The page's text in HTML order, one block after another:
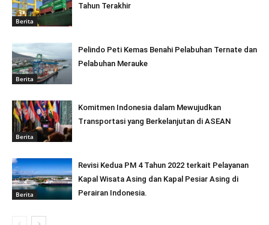
Berita
Tahun Terakhir
Berita
Pelindo Peti Kemas Benahi Pelabuhan Ternate dan
Pelabuhan Merauke
Berita
Komitmen Indonesia dalam Mewujudkan
Transportasi yang Berkelanjutan di ASEAN
Berita
Revisi Kedua PM 4 Tahun 2022 terkait Pelayanan
Kapal Wisata Asing dan Kapal Pesiar Asing di
Perairan Indonesia.